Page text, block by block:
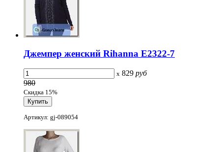
Джемпер женский Rihanna E2322-7
x 829 руб
980
Скидка 15%
Артикул: gj-089054